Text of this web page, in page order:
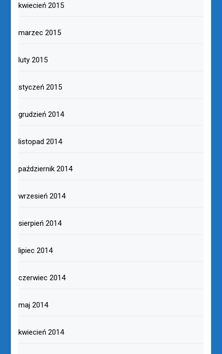
kwiecień 2015
marzec 2015
luty 2015
styczeń 2015
grudzień 2014
listopad 2014
październik 2014
wrzesień 2014
sierpień 2014
lipiec 2014
czerwiec 2014
maj 2014
kwiecień 2014